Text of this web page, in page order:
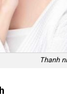
Thanh